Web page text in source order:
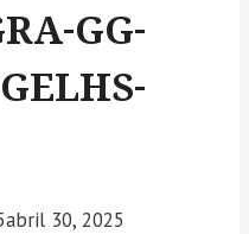
GG-
abril 30, 2025